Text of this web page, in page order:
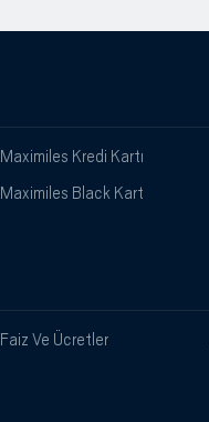
Maximiles Kredi Kartı
Maximiles Black Kart
Faiz Ve Ücretler